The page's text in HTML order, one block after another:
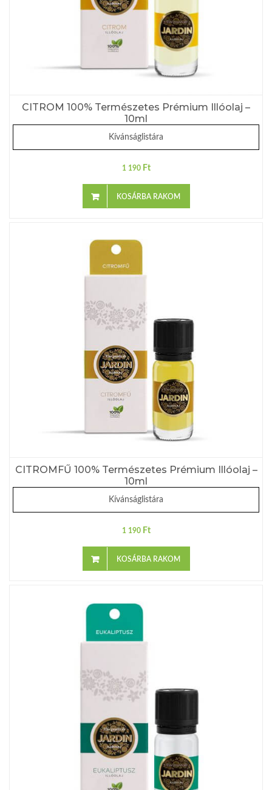
CITROM 100% Természetes Prémium Illóolaj –
10ml
Kívánságlistára
1 190 Ft
KOSÁRBA RAKOM
CITROMFŰ 100% Természetes Prémium Illóolaj –
10ml
Kívánságlistára
1 190 Ft
KOSÁRBA RAKOM